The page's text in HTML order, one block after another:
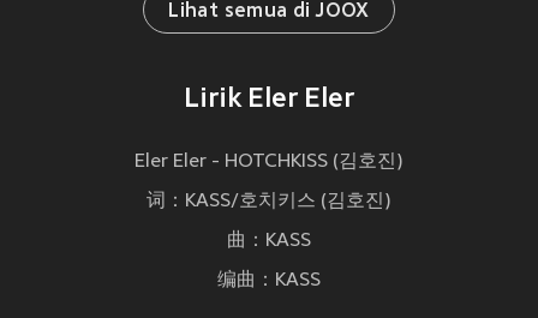
Lihat semua di JOOX
Lirik Eler Eler
Eler Eler - HOTCHKISS (김호진)
词：KASS/호치키스 (김호진)
曲：KASS
编曲：KASS